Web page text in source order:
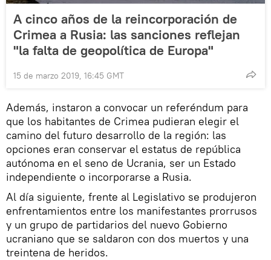
A cinco años de la reincorporación de
Crimea a Rusia: las sanciones reflejan
"la falta de geopolítica de Europa"
15 de marzo 2019, 16:45 GMT
Además, instaron a convocar un referéndum para
que los habitantes de Crimea pudieran elegir el
camino del futuro desarrollo de la región: las
opciones eran conservar el estatus de república
autónoma en el seno de Ucrania, ser un Estado
independiente o incorporarse a Rusia.
Al día siguiente, frente al Legislativo se produjeron
enfrentamientos entre los manifestantes prorrusos
y un grupo de partidarios del nuevo Gobierno
ucraniano que se saldaron con dos muertos y una
treintena de heridos.